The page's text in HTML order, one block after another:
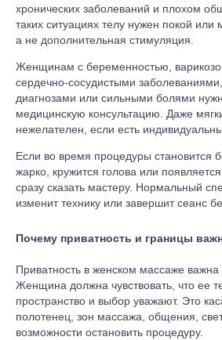
хронических заболеваний и плохом
таких ситуациях телу нужен покой
а не дополнительная стимуляция.
Женщинам с беременностью,
сердечно-сосудистыми
диагнозами или сильными болями
медицинскую консультацию. Даже
нежелателен, если есть
Если во время процедуры становится
жарко, кружится голова или
сразу сказать мастеру. Нормальный
изменит технику или завершит сеанс
Почему приватность и границы
Приватность в женском массаже важна
Женщина должна чувствовать, что ее
пространство и выбор уважают. Это
полотенец, зон массажа, общения,
возможности остановить процедуру.